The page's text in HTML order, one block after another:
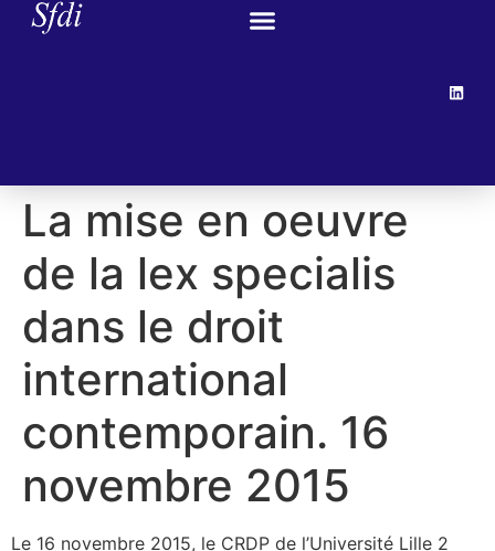
La mise en oeuvre
de la lex specialis
dans le droit
international
contemporain. 16
novembre 2015
Le 16 novembre 2015, le CRDP de l’Université Lille 2